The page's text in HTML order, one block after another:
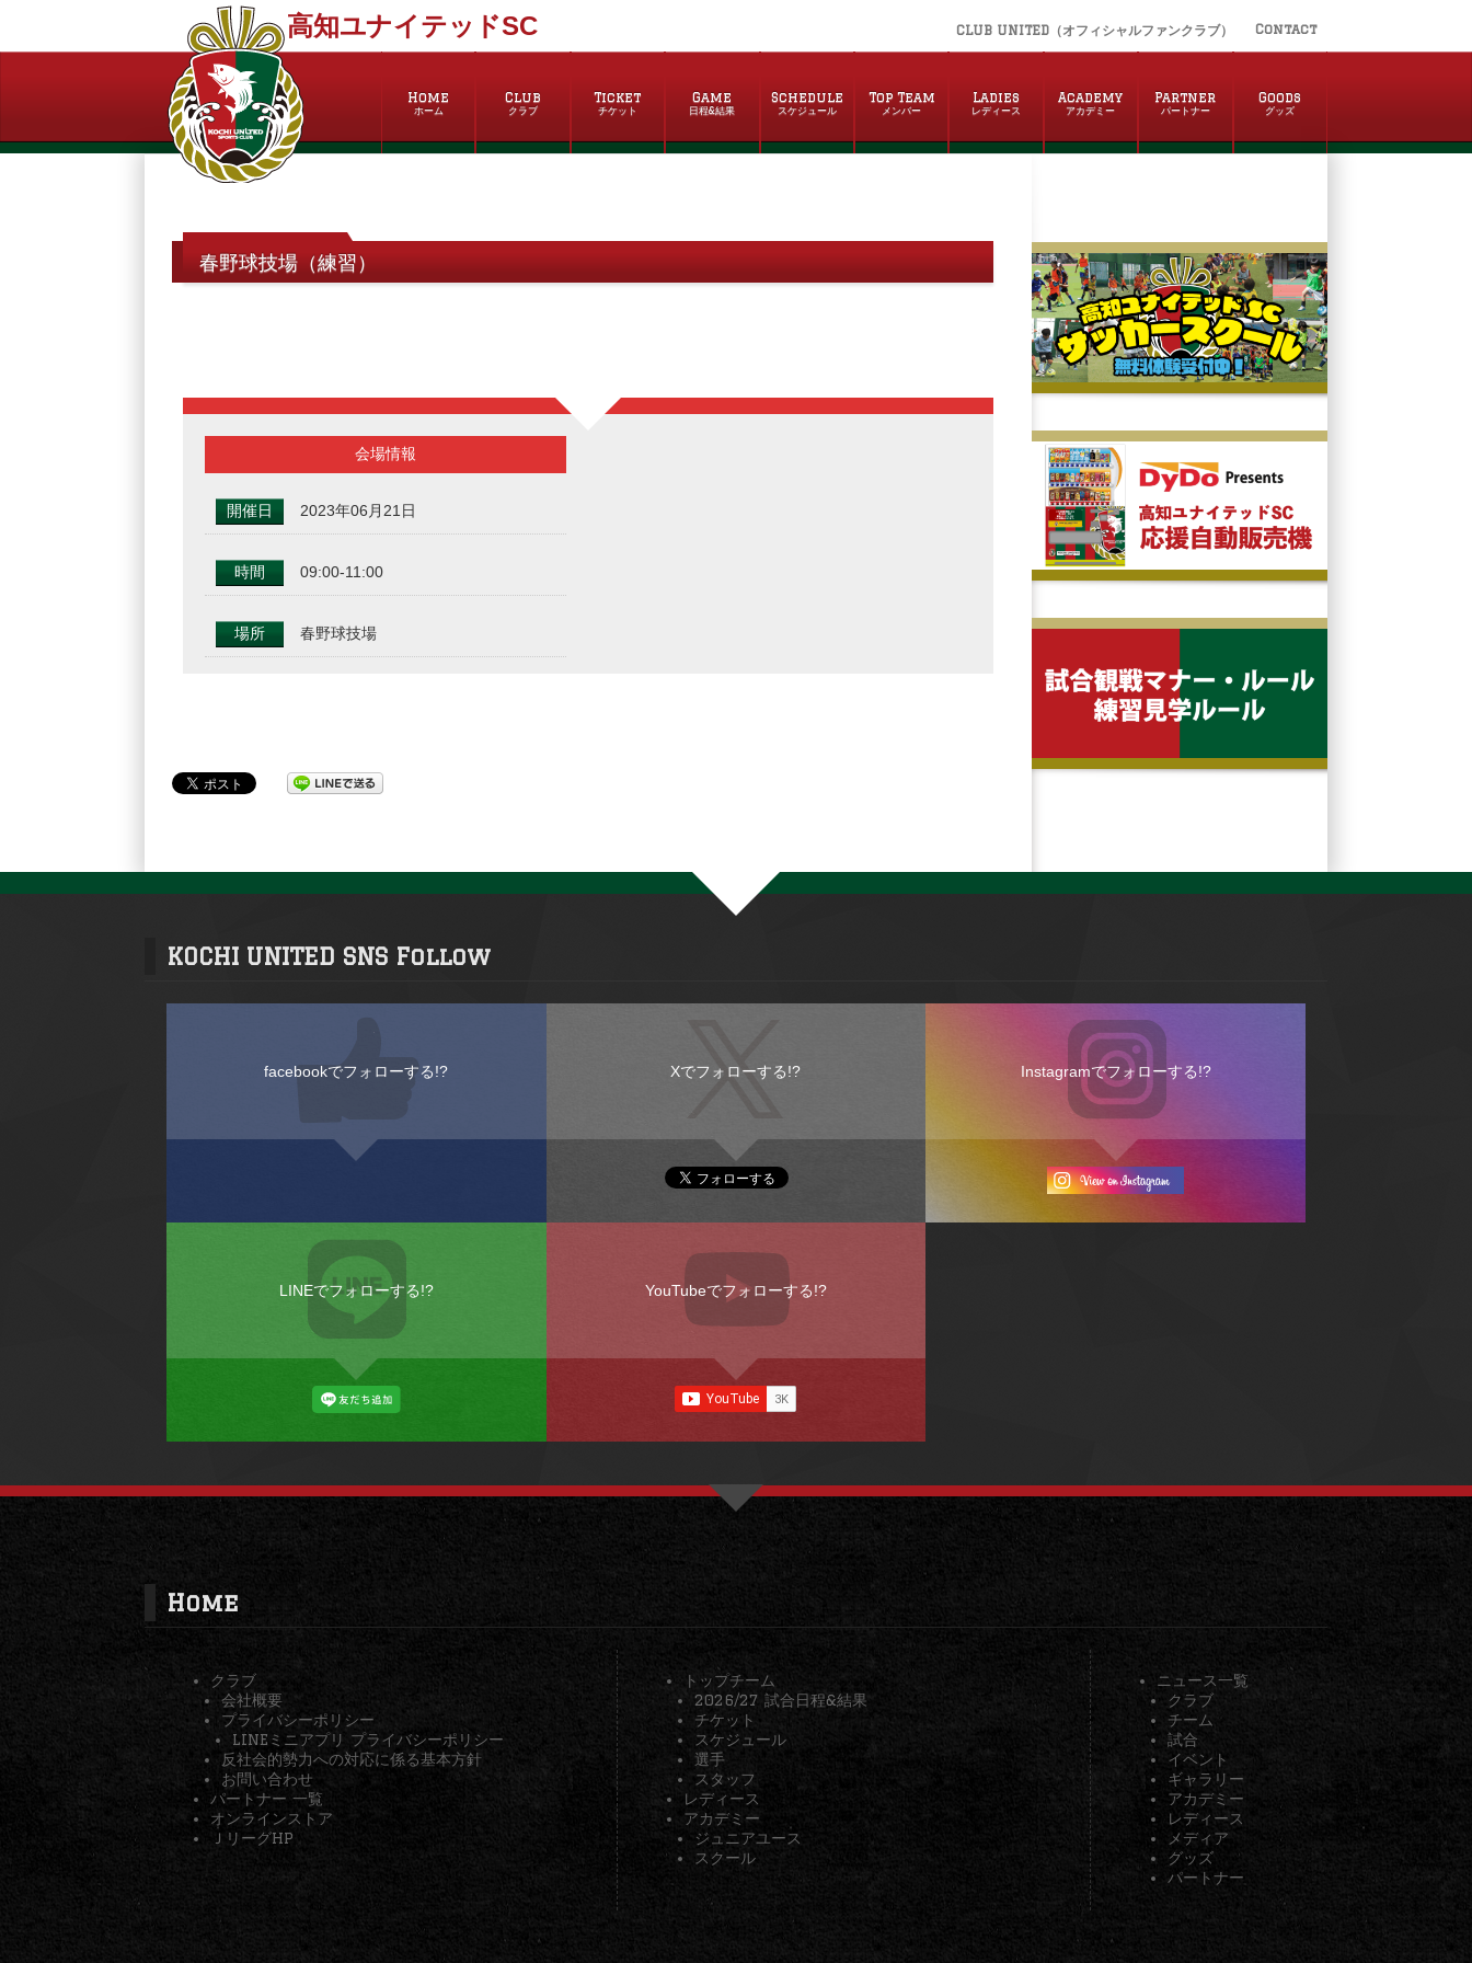
高知ユナイテッドSC CLUB UNITED（オフィシャルファンクラブ） Contact
Home
ホーム
Club
クラブ
Ticket
チケット
Game
日程&結果
Schedule
スケジュール
Top Team
メンバー
Ladies
レディース
Academy
アカデミー
Partner
パートナー
Goods
グッズ
春野球技場（練習）
会場情報
開催日 2023年06月21日
時間 09:00-11:00
場所 春野球技場
KOCHI UNITED SNS Follow
facebookでフォローする!? Xでフォローする!? Instagramでフォローする!?
LINEでフォローする!? YouTubeでフォローする!?
Home
クラブ
会社概要
プライバシーポリシー
LINEミニアプリ プライバシーポリシー
反社会的勢力への対応に係る基本方針
お問い合わせ
パートナー 一覧
オンラインストア
ＪリーグHP
トップチーム
2026/27 試合日程&結果
チケット
スケジュール
選手
スタッフ
レディース
アカデミー
ジュニアユース
スクール
ニュース一覧
クラブ
チーム
試合
イベント
ギャラリー
アカデミー
レディース
メディア
グッズ
パートナー